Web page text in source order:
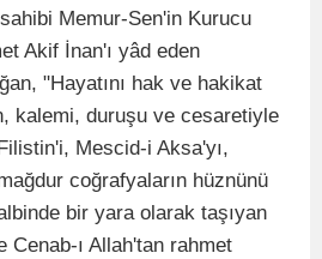
Memur-Sen'in Kurucu
Akif İnan'ı yâd eden
"Hayatını hak ve hakikat
kalemi, duruşu ve cesaretiyle
Mescid-i Aksa'yı,
coğrafyaların hüznünü
bir yara olarak taşıyan
Cenab-ı Allah'tan rahmet